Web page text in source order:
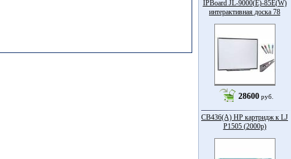
IPBoard JL-9000(E)-85Е(W)
интерактивная доска 78
28600 руб.
CB436(A) HP картридж к LJ
P1505 (2000p)